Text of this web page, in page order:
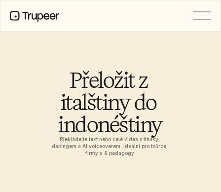
Přeložit z
italštiny do
indonéštiny
Překládejte text nebo celé videa s titulky,
dabingem a AI voiceoverem. Ideální pro tvůrce,
firmy a & pedagogy.
AI Screen Recording